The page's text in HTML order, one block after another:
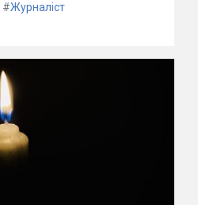
#Журналіст